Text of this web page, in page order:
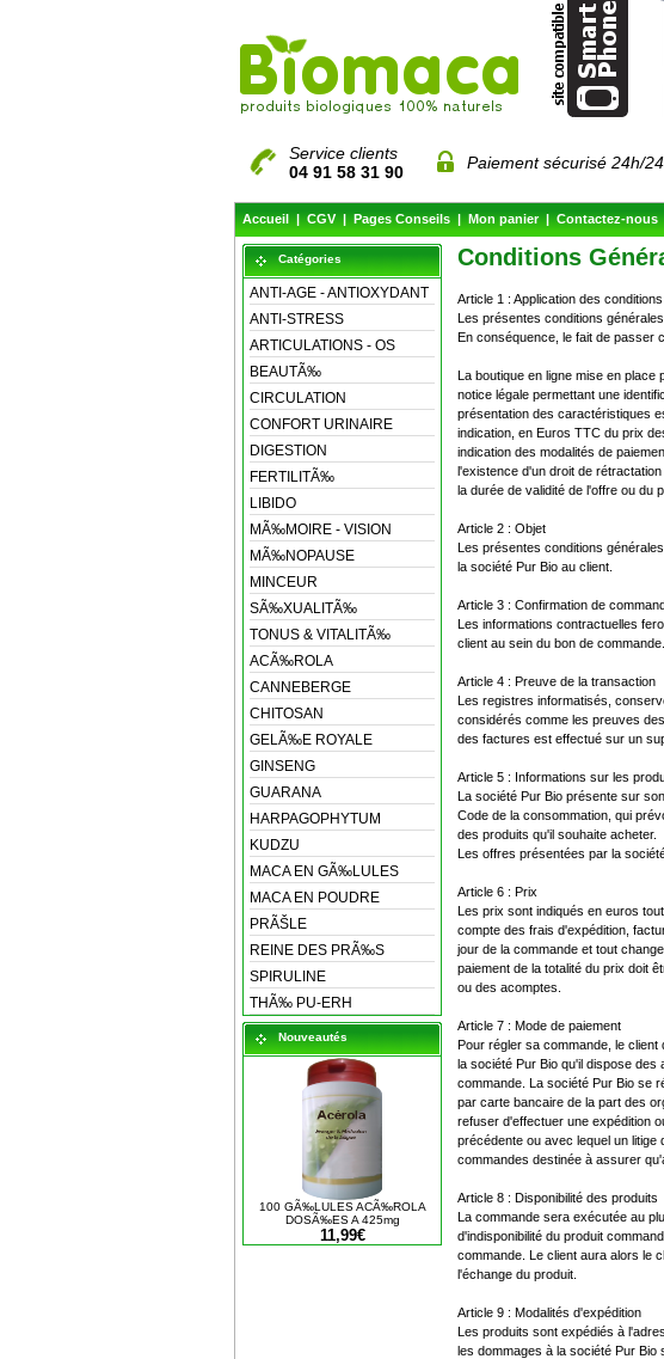
Service clients
04 91 58 31 90
Paiement sécurisé 24h/24
Accueil|CGV|Pages Conseils|Mon panier|Contactez-nous
Catégories
ANTI-AGE - ANTIOXYDANT
ANTI-STRESS
ARTICULATIONS - OS
BEAUTÃ‰
CIRCULATION
CONFORT URINAIRE
DIGESTION
FERTILITÃ‰
LIBIDO
MÃ‰MOIRE - VISION
MÃ‰NOPAUSE
MINCEUR
SÃ‰XUALITÃ‰
TONUS & VITALITÃ‰
ACÃ‰ROLA
CANNEBERGE
CHITOSAN
GELÃ‰E ROYALE
GINSENG
GUARANA
HARPAGOPHYTUM
KUDZU
MACA EN GÃ‰LULES
MACA EN POUDRE
PRÃŠLE
REINE DES PRÃ‰S
SPIRULINE
THÃ‰ PU-ERH
Nouveautés
100 GÃ‰LULES ACÃ‰ROLA
DOSÃ‰ES A 425mg
11,99€
Conditions
Article 1 : Application des
Les présentes conditions
En conséquence, le fait de passer
La boutique en ligne mise en place
notice légale permettant une
présentation des caractéristiques
indication, en Euros TTC du prix
indication des modalités de
l'existence d'un droit de rétractation
la durée de validité de l'offre ou du
Article 2 : Objet
Les présentes conditions
la société Pur Bio au client.
Article 3 : Confirmation de
Les informations contractuelles
client au sein du bon de commande.
Article 4 : Preuve de la transaction
Les registres informatisés,
considérés comme les preuves
des factures est effectué sur un
Article 5 : Informations sur les
La société Pur Bio présente sur
Code de la consommation, qui
des produits qu'il souhaite acheter.
Les offres présentées par la
Article 6 : Prix
Les prix sont indiqués en euros
compte des frais d'expédition,
jour de la commande et tout
paiement de la totalité du prix doit
ou des acomptes.
Article 7 : Mode de paiement
Pour régler sa commande, le
la société Pur Bio qu'il dispose des
commande. La société Pur Bio se
par carte bancaire de la part des
refuser d'effectuer une expédition
précédente ou avec lequel un
commandes destinée à assurer
Article 8 : Disponibilité des produits
La commande sera exécutée au
d'indisponibilité du produit
commande. Le client aura alors le
l'échange du produit.
Article 9 : Modalités d'expédition
Les produits sont expédiés à
les dommages à la société Pur Bio